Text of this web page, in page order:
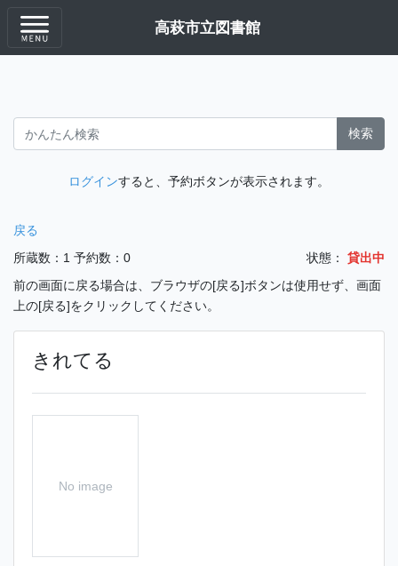
高萩市立図書館
検索
ログインすると、予約ボタンが表示されます。
戻る
所蔵数：1 予約数：0 状態：
貸出中
前の画面に戻る場合は、ブラウザの[戻る]ボタンは使用せず、画面
上の[戻る]をクリックしてください。
きれてる
No image